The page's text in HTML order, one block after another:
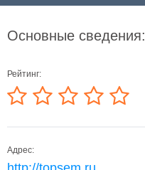
Основные сведения:
Рейтинг:
Адрес: